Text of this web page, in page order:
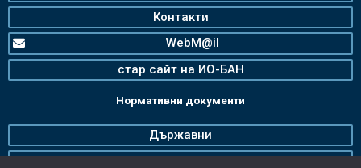
Контакти
WebM@il
стар сайт на ИО-БАН
Нормативни документи
Държавни
Българска Академия на Науките